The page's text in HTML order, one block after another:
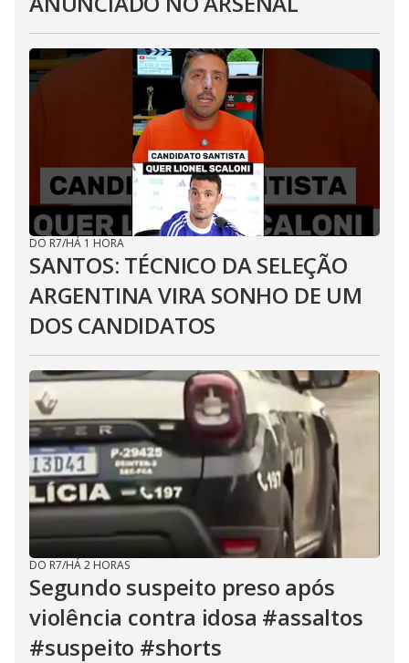
DO R7/HÁ 1 HORA
SANTOS: TÉCNICO DA SELEÇÃO
ARGENTINA VIRA SONHO DE UM
DOS CANDIDATOS
DO R7/HÁ 2 HORAS
Segundo suspeito preso após
violência contra idosa #assaltos
#suspeito #shorts